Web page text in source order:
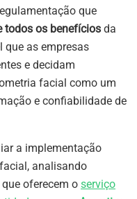
que
todos os benefícios da
que as empresas
e decidam
facial como um
e confiabilidade de
a implementação
analisando
oferecem o serviço